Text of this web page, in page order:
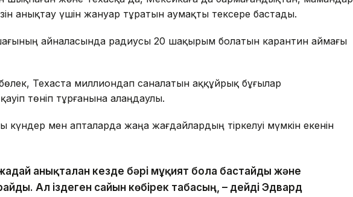
анықтау үшін жануар тұратын аумақты тексере бастады.
айналасында радиусы 20 шақырым болатын карантин аймағы
Техаста миллиондап саналатын аққұйрық бұғылар
төніп тұрғанына алаңдаулы.
күндер мен апталарда жаңа жағдайлардың тіркелуі мүмкін екенін
анықталған кезде бәрі мұқият бола бастайды және
Ал іздеген сайын көбірек табасың, – дейді Эдвард